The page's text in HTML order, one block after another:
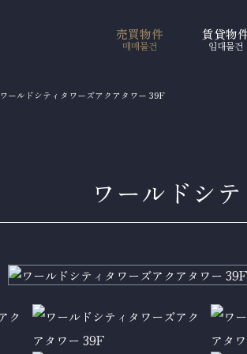
売買物件
매매물건
賃貸物
임대물건
ワールドシティタワーズアクアタワー 39F
ワールドシ